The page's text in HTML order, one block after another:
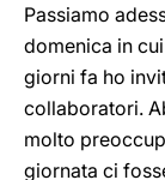
Passiamo
domenica in
giorni fa ho
collaboratori.
molto
giornata ci